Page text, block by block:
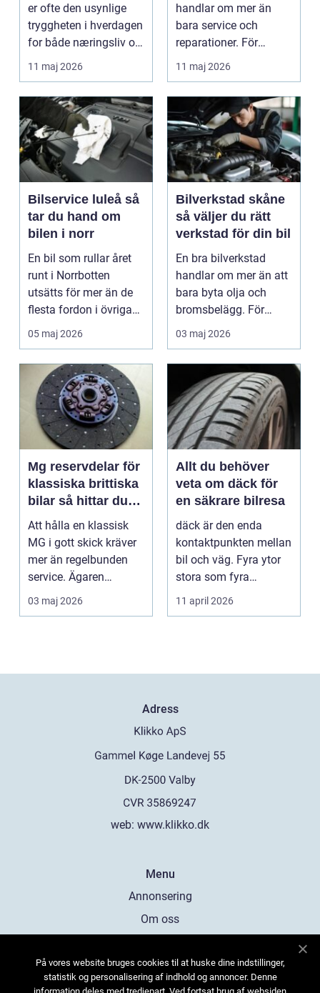
er ofte den usynlige
tryggheten i hverdagen
for både næringsliv og
privatperson...
11 maj 2026
handlar om mer än
bara service och
reparationer. För
många förare i Skåne
är verk...
11 maj 2026
Bilservice luleå så
tar du hand om
bilen i norr
En bil som rullar året
runt i Norrbotten
utsätts för mer än de
flesta fordon i övriga
landet. Kyla, ...
05 maj 2026
Bilverkstad skåne
så väljer du rätt
verkstad för din bil
En bra bilverkstad
handlar om mer än att
bara byta olja och
bromsbelägg. För
många är bilen
avgörand...
03 maj 2026
Mg reservdelar för
klassiska brittiska
bilar så hittar du
rätt delar
Att hålla en klassisk
MG i gott skick kräver
mer än regelbunden
service. Ägaren
behöver också ha kol...
03 maj 2026
Allt du behöver
veta om däck för
en säkrare bilresa
däck är den enda
kontaktpunkten mellan
bil och väg. Fyra ytor
stora som fyra
handflator avgör
bromss...
11 april 2026
Adress
web: www.klikko.dk
Menu
Annonsering
Om oss
Kontakta oss
Sitemap
På vores website bruges cookies til at huske dine indstillinger,
statistik og personalisering af indhold og annoncer. Denne